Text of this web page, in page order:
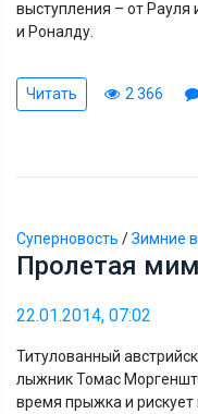
выступления – от Рауля
и Роналду.
Читать 2 366
Суперновость /Зимние
Пролетая
22.01.2014, 07:02
Титулованный
лыжник Томас
время прыжка и рискует